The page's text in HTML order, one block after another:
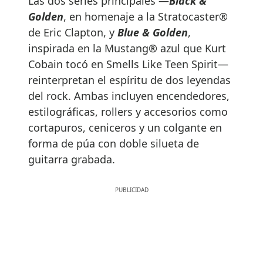
Golden, en homenaje a la Stratocaster®
de Eric Clapton, y Blue & Golden,
inspirada en la Mustang® azul que Kurt
Cobain tocó en Smells Like Teen Spirit—
reinterpretan el espíritu de dos leyendas
del rock. Ambas incluyen encendedores,
estilográficas, rollers y accesorios como
cortapuros, ceniceros y un colgante en
forma de púa con doble silueta de
guitarra grabada.